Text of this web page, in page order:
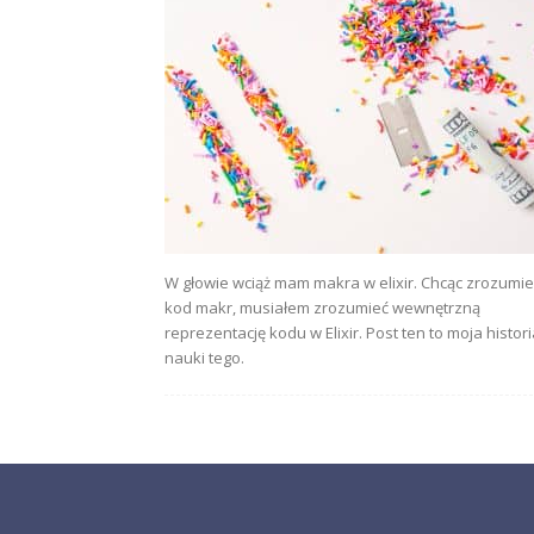
W głowie wciąż mam makra w elixir. Chcąc
kod makr, musiałem zrozumieć wewnętrzną
reprezentację kodu w Elixir. Post ten to moja
nauki tego.